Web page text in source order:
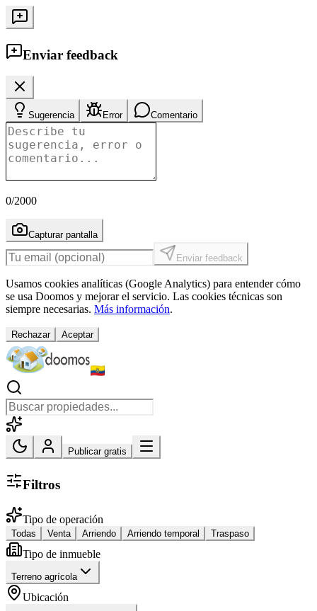
Enviar feedback
Sugerencia Error Comentario
0/2000
Capturar pantalla
Enviar feedback
Usamos cookies analíticas (Google Analytics) para entender cómo
se usa Doomos y mejorar el servicio. Las cookies técnicas son
siempre necesarias. Más información.
Rechazar Aceptar
Publicar gratis
Filtros
Tipo de operación
Todas Venta Arriendo Arriendo temporal Traspaso
Tipo de inmueble
Terreno agrícola
Ubicación